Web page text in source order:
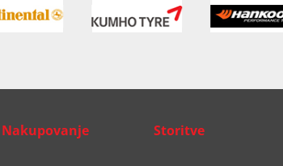
Nakupovanje Storitve